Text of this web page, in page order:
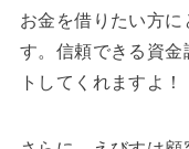
お金を借りたい方
す。信頼できる資
トしてくれますよ！